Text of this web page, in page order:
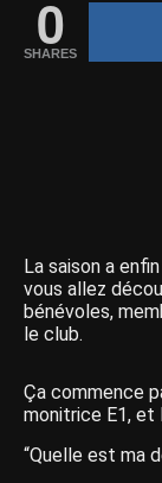
0
SHARES
La saison a
vous allez
bénévoles,
le club.
Ça commence
monitrice E1, et
“Quelle est ma